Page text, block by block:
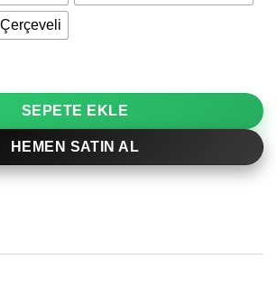
Tablo adet
SEPETE EKLE
HEMEN SATIN AL